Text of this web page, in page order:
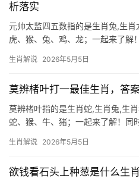
析落实
元帅太监四五数指的是生肖兔,生
虎、猴、兔、鸡、龙；一起来了解
的霸气与短暂辉煌，虎为百兽之王
生肖解说 2026年5月5日
莫辨楮叶打一最佳生肖，答
莫辨楮叶指的是生肖蛇,生肖兔,生
蛇、猴、牛、猪；一起来了解！同
十二生肖，生肖兔无疑是最佳答
生肖解说 2026年5月5日
欲钱看石头上种葱是什么生